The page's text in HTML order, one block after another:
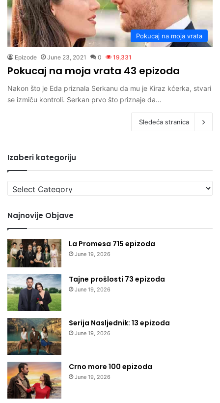
Pokucaj na moja vrata
Epizode June 23, 2021 0 19,331
Pokucaj na moja vrata 43 epizoda
Nakon što je Eda priznala Serkanu da mu je Kiraz kćerka, stvari
se izmiču kontroli. Serkan prvo što priznaje da…
Sledeća stranica
Izaberi kategoriju
Izaberi
kategoriju
Najnovije Objave
La Promesa 715 epizoda
June 19, 2026
Tajne prošlosti 73 epizoda
June 19, 2026
Serija Nasljednik: 13 epizoda
June 19, 2026
Crno more 100 epizoda
June 19, 2026